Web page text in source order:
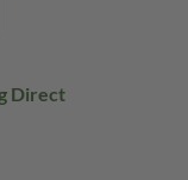
Direct